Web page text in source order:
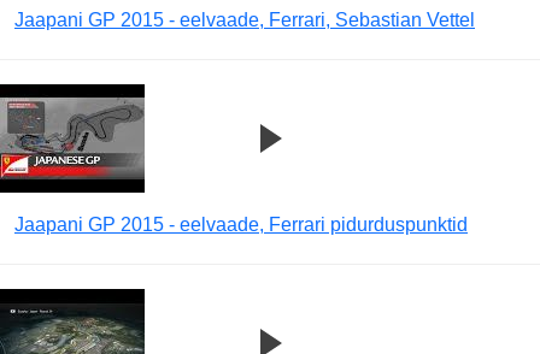
Jaapani GP 2015 - eelvaade, Ferrari, Sebastian Vettel
Jaapani GP 2015 - eelvaade, Ferrari pidurduspunktid